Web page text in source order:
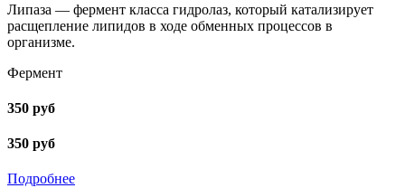
Липаза — фермент класса гидролаз, который катализирует
расщепление липидов в ходе обменных процессов в
организме.
Фермент
350 руб
350 руб
Подробнее